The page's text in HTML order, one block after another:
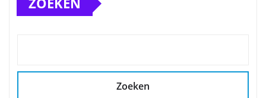
Zoeken